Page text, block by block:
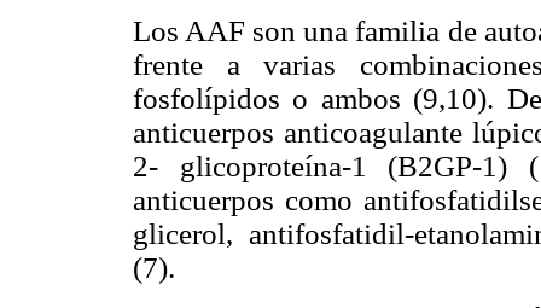
Los AAF son una familia de
frente a varias
fosfolípidos o ambos (9,10).
anticuerpos anticoagulante
2- glicoproteína-1 (B2GP-1)
anticuerpos como
glicerol, antifosfatidil-
(7).